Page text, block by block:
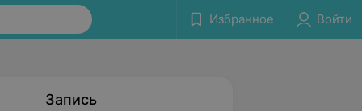
Избранное Войти
Запись